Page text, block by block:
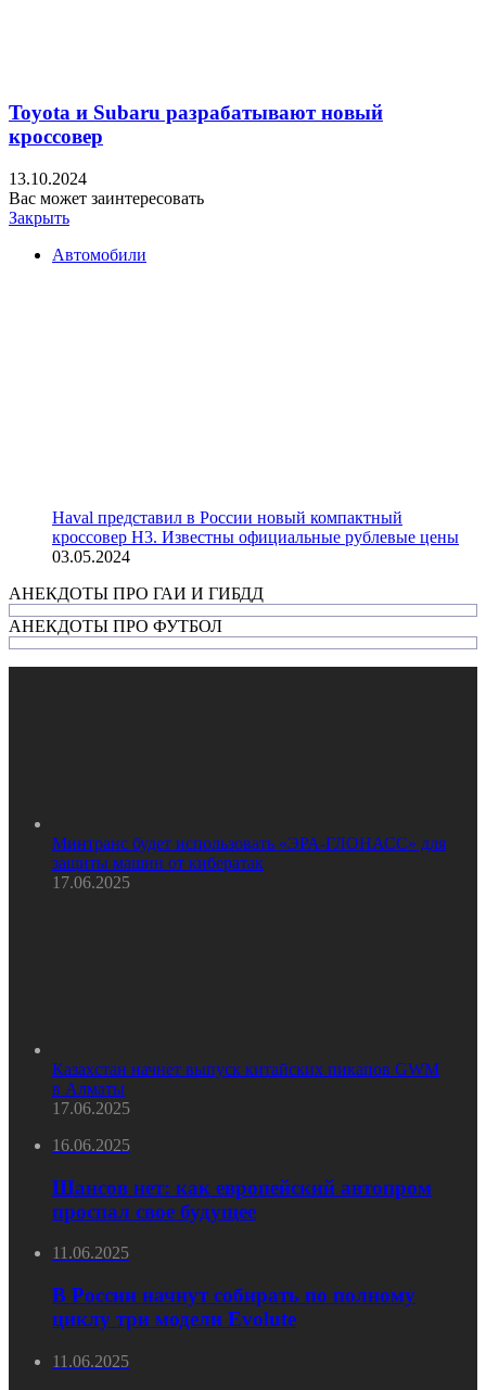
Toyota и Subaru разрабатывают новый
кроссовер
13.10.2024
Вас может заинтересовать
Закрыть
Автомобили
Haval представил в России новый компактный
кроссовер H3. Известны официальные рублевые цены
03.05.2024
АНЕКДОТЫ ПРО ГАИ И ГИБДД
АНЕКДОТЫ ПРО ФУТБОЛ
Минтранс будет использовать «ЭРА-ГЛОНАСС» для
защиты машин от кибератак
17.06.2025
Казахстан начнет выпуск китайских пикапов GWM
в Алматы
17.06.2025
16.06.2025
Шансов нет: как европейский автопром
проспал свое будущее
11.06.2025
В России начнут собирать по полному
циклу три модели Evolute
11.06.2025